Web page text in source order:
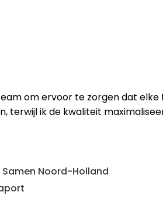
om ervoor te zorgen dat
terwijl ik de kwaliteit
Samen Noord-Holland